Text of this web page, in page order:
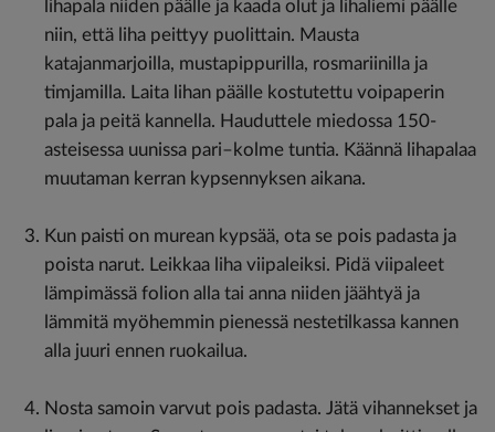
lihapala niiden päälle ja kaada olut ja lihaliemi päälle
niin, että liha peittyy puolittain. Mausta
katajanmarjoilla, mustapippurilla, rosmariinilla ja
timjamilla. Laita lihan päälle kostutettu voipaperin
pala ja peitä kannella. Hauduttele miedossa 150-
asteisessa uunissa pari–kolme tuntia. Käännä lihapalaa
muutaman kerran kypsennyksen aikana.
Kun paisti on murean kypsää, ota se pois padasta ja
poista narut. Leikkaa liha viipaleiksi. Pidä viipaleet
lämpimässä folion alla tai anna niiden jäähtyä ja
lämmitä myöhemmin pienessä nestetilkassa kannen
alla juuri ennen ruokailua.
Nosta samoin varvut pois padasta. Jätä vihannekset ja